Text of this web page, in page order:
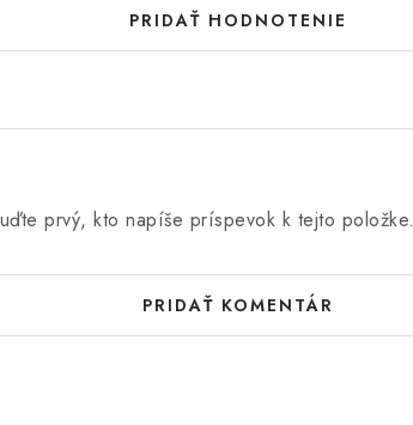
PRIDAŤ HODNOTENIE
prvý, kto napíše príspevok k tejto položke.
PRIDAŤ KOMENTÁR